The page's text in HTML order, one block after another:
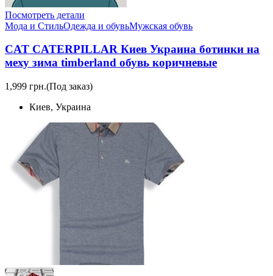
Посмотреть детали
Мода и СтильОдежда и обувьМужская обувь
CAT CATERPILLAR Киев Украина ботинки на
меху зима timberland обувь коричневые
1,999 грн.(Под заказ)
Киев, Украина